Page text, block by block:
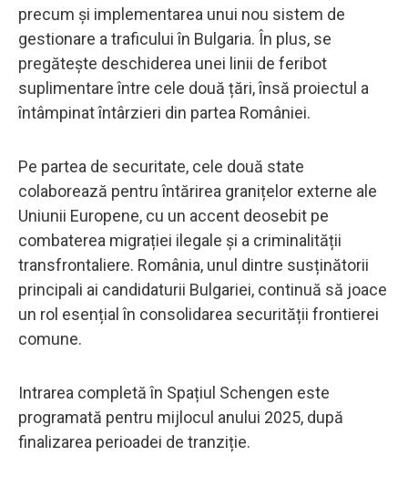
precum și implementarea unui nou sistem de
gestionare a traficului în Bulgaria. În plus, se
pregătește deschiderea unei linii de feribot
suplimentare între cele două țări, însă proiectul a
întâmpinat întârzieri din partea României.
Pe partea de securitate, cele două state
colaborează pentru întărirea granițelor externe ale
Uniunii Europene, cu un accent deosebit pe
combaterea migrației ilegale și a criminalității
transfrontaliere. România, unul dintre susținătorii
principali ai candidaturii Bulgariei, continuă să joace
un rol esențial în consolidarea securității frontierei
comune.
Intrarea completă în Spațiul Schengen este
programată pentru mijlocul anului 2025, după
finalizarea perioadei de tranziție.